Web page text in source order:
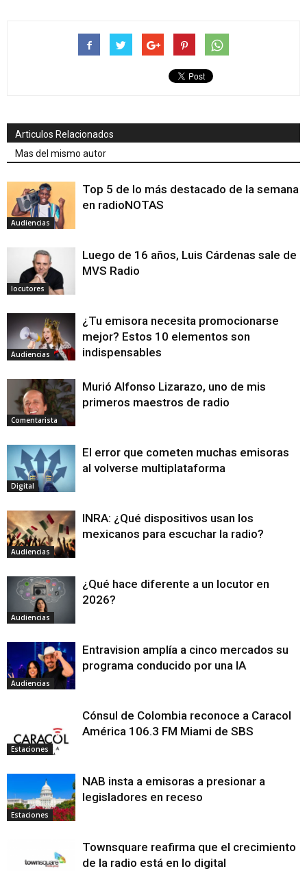
Articulos Relacionados
Mas del mismo autor
Audiencias
Top 5 de lo más destacado de la semana
en radioNOTAS
locutores
Luego de 16 años, Luis Cárdenas sale de
MVS Radio
Audiencias
¿Tu emisora necesita promocionarse
mejor? Estos 10 elementos son
indispensables
Comentarista
Murió Alfonso Lizarazo, uno de mis
primeros maestros de radio
Digital
El error que cometen muchas emisoras
al volverse multiplataforma
Audiencias
INRA: ¿Qué dispositivos usan los
mexicanos para escuchar la radio?
Audiencias
¿Qué hace diferente a un locutor en
2026?
Audiencias
Entravision amplía a cinco mercados su
programa conducido por una IA
Estaciones
Cónsul de Colombia reconoce a Caracol
América 106.3 FM Miami de SBS
Estaciones
NAB insta a emisoras a presionar a
legisladores en receso
Townsquare reafirma que el crecimiento
de la radio está en lo digital